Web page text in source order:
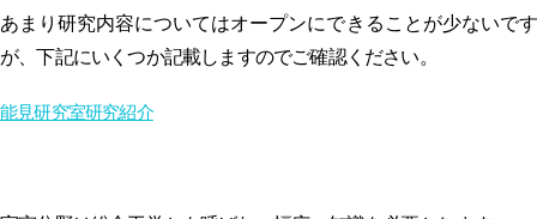
あまり研究内容についてはオープンにできることが少ないです
が、下記にいくつか記載しますのでご確認ください。
能見研究室研究紹介